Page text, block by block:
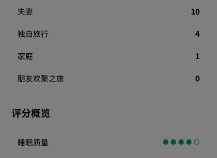
夫妻
10
独自旅行
4
家庭
1
朋友欢聚之旅
0
评分概览
睡眠质量